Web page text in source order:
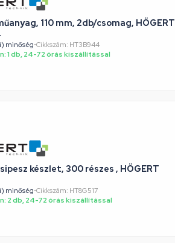
110 mm, 2db/csomag, HÖGERT
minőség•Cikkszám: HT3B944
1 db, 24-72 órás kiszállítással
készlet, 300 részes , HÖGERT
minőség•Cikkszám: HT8G517
2 db, 24-72 órás kiszállítással